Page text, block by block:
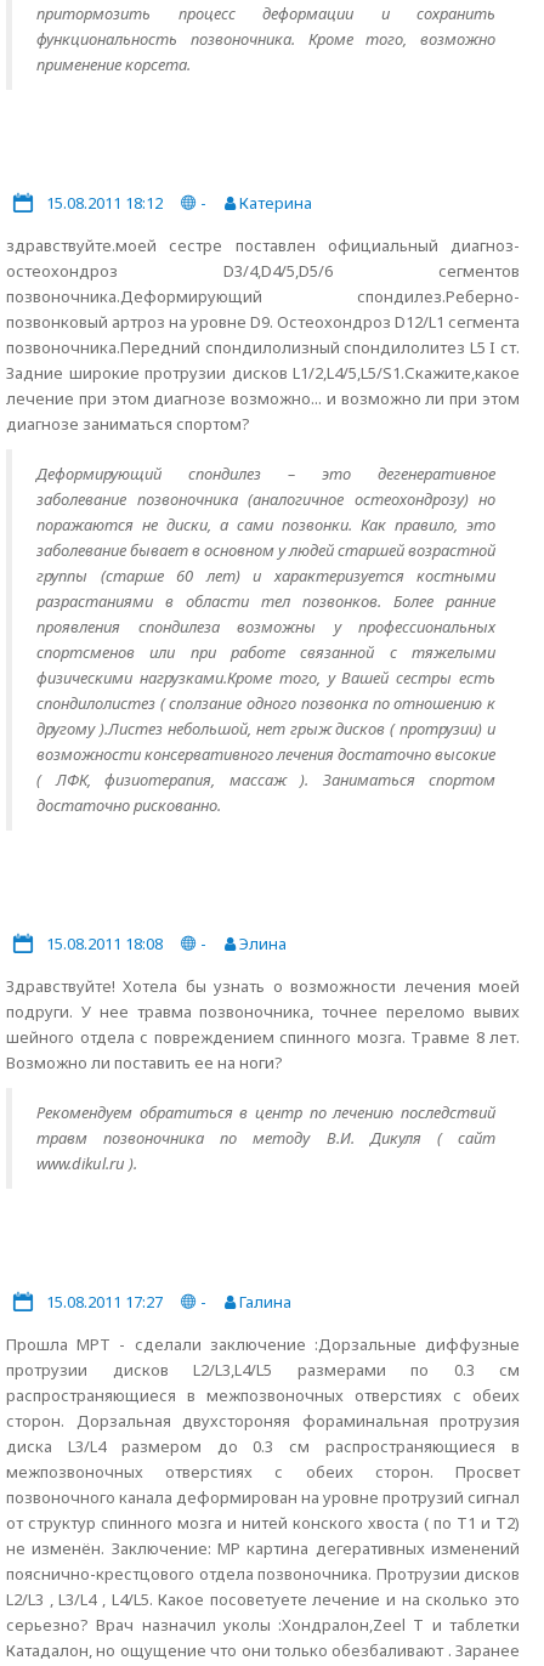
притормозить процесс деформации и сохранить
функциональность позвоночника. Кроме того, возможно
применение корсета.
15.08.2011 18:12 -
Катерина
здравствуйте.моей сестре поставлен официальный диагноз-
остеохондроз D3/4,D4/5,D5/6 сегментов
позвоночника.Деформирующий спондилез.Реберно-
позвонковый артроз на уровне D9. Остеохондроз D12/L1 сегмента
позвоночника.Передний спондилолизный спондилолитез L5 I ст.
Задние широкие протрузии дисков L1/2,L4/5,L5/S1.Скажите,какое
лечение при этом диагнозе возможно... и возможно ли при этом
диагнозе заниматься спортом?
Деформирующий спондилез – это дегенеративное
заболевание позвоночника (аналогичное остеохондрозу) но
поражаются не диски, а сами позвонки. Как правило, это
заболевание бывает в основном у людей старшей возрастной
группы (старше 60 лет) и характеризуется костными
разрастаниями в области тел позвонков. Более ранние
проявления спондилеза возможны у профессиональных
спортсменов или при работе связанной с тяжелыми
физическими нагрузками.Кроме того, у Вашей сестры есть
спондилолистез ( сползание одного позвонка по отношению к
другому ).Листез небольшой, нет грыж дисков ( протрузии) и
возможноcти консервативного лечения достаточно высокие
( ЛФК, физиотерапия, массаж ). Заниматься спортом
доcтаточно рискованно.
15.08.2011 18:08 -
Элина
Здравствуйте! Хотела бы узнать о возможности лечения моей
подруги. У нее травма позвоночника, точнее переломо вывих
шейного отдела с повреждением спинного мозга. Травме 8 лет.
Возможно ли поставить ее на ноги?
Рекомендуем обратиться в центр по лечению последствий
травм позвоночника по методу В.И. Дикуля ( сайт
www.dikul.ru ).
15.08.2011 17:27 -
Галина
Прошла МРТ - сделали заключение :Дорзальные диффузные
протрузии дисков L2/L3,L4/L5 размерами по 0.3 см
распространяющиеся в межпозвоночных отверстиях с обеих
сторон. Дорзальная двухстороняя фораминальная протрузия
диска L3/L4 размером до 0.3 см распространяющиеся в
межпозвоночных отверстиях с обеих сторон. Просвет
позвоночного канала деформирован на уровне протрузий сигнал
от структур спинного мозга и нитей конского хвоста ( по Т1 и Т2)
не изменён. Заключение: МР картина дегеративных изменений
пояснично-крестцового отдела позвоночника. Протрузии дисков
L2/L3 , L3/L4 , L4/L5. Какое посоветуете лечение и на сколько это
серьезно? Врач назначил уколы :Хондралон,Zeel T и таблетки
Катадалон, но ощущение что они только обезбаливают . Заранее